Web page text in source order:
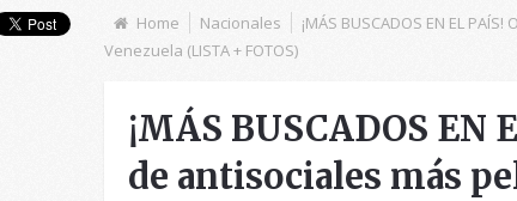
Home Nacionales
¡MÁS BUSCADOS EN EL
Venezuela (LISTA + FOTOS)
¡MÁS BUSCADOS EN
de antisociales más